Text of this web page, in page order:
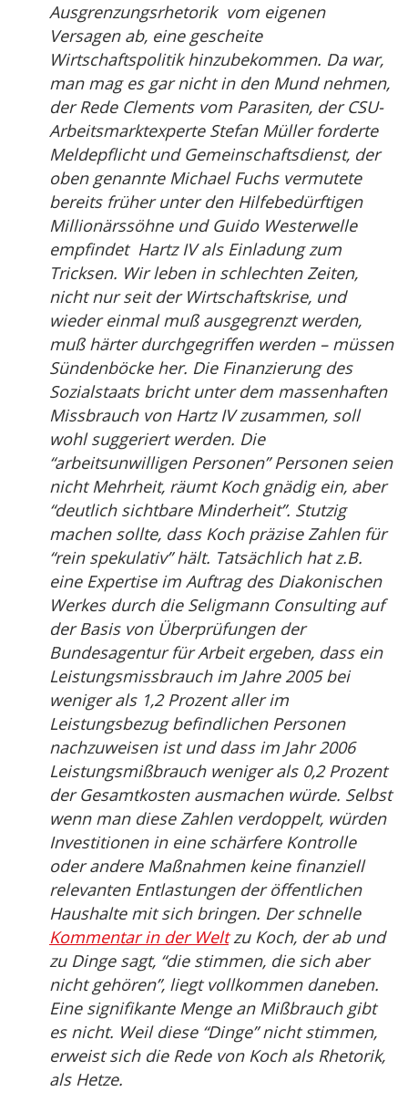
Ausgrenzungsrhetorik vom eigenen
Versagen ab, eine gescheite
Wirtschaftspolitik hinzubekommen. Da war,
man mag es gar nicht in den Mund nehmen,
der Rede Clements vom Parasiten, der CSU-
Arbeitsmarktexperte Stefan Müller forderte
Meldepflicht und Gemeinschaftsdienst, der
oben genannte Michael Fuchs vermutete
bereits früher unter den Hilfebedürftigen
Millionärssöhne und Guido Westerwelle
empfindet Hartz IV als Einladung zum
Tricksen. Wir leben in schlechten Zeiten,
nicht nur seit der Wirtschaftskrise, und
wieder einmal muß ausgegrenzt werden,
muß härter durchgegriffen werden – müssen
Sündenböcke her. Die Finanzierung des
Sozialstaats bricht unter dem massenhaften
Missbrauch von Hartz IV zusammen, soll
wohl suggeriert werden. Die
“arbeitsunwilligen Personen” Personen seien
nicht Mehrheit, räumt Koch gnädig ein, aber
“deutlich sichtbare Minderheit”. Stutzig
machen sollte, dass Koch präzise Zahlen für
“rein spekulativ” hält. Tatsächlich hat z.B.
eine Expertise im Auftrag des Diakonischen
Werkes durch die Seligmann Consulting auf
der Basis von Überprüfungen der
Bundesagentur für Arbeit ergeben, dass ein
Leistungsmissbrauch im Jahre 2005 bei
weniger als 1,2 Prozent aller im
Leistungsbezug befindlichen Personen
nachzuweisen ist und dass im Jahr 2006
Leistungsmißbrauch weniger als 0,2 Prozent
der Gesamtkosten ausmachen würde. Selbst
wenn man diese Zahlen verdoppelt, würden
Investitionen in eine schärfere Kontrolle
oder andere Maßnahmen keine finanziell
relevanten Entlastungen der öffentlichen
Haushalte mit sich bringen. Der schnelle
Kommentar in der Weltzu Koch, der ab und
zu Dinge sagt, “die stimmen, die sich aber
nicht gehören”, liegt vollkommen daneben.
Eine signifikante Menge an Mißbrauch gibt
es nicht. Weil diese “Dinge” nicht stimmen,
erweist sich die Rede von Koch als Rhetorik,
als Hetze.